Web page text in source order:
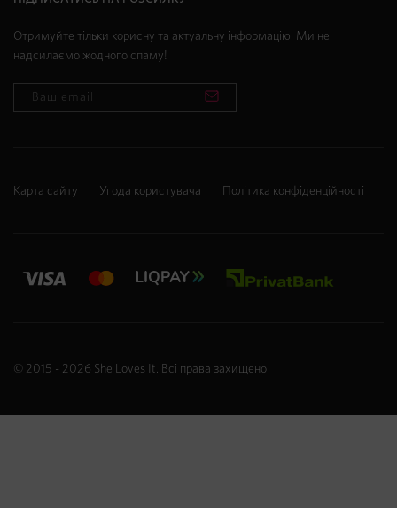
Отримуйте тільки корисну та актуальну інформацію. Ми не
надсилаємо жодного спаму!
© 2015 - 2026 She Loves It. Всі права захищено
Карта сайту Угода користувача Політика конфіденційності